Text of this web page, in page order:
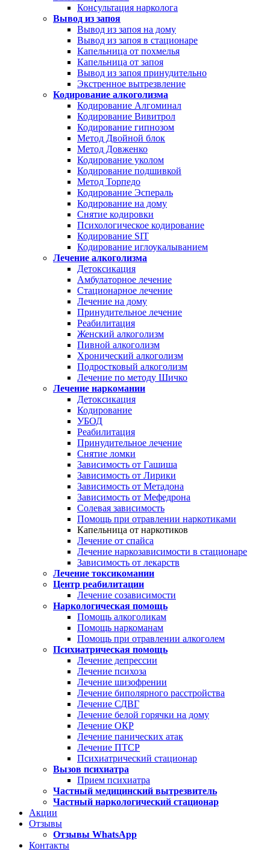
Консультация нарколога
Вывод из запоя
Вывод из запоя на дому
Вывод из запоя в стационаре
Капельница от похмелья
Капельница от запоя
Вывод из запоя принудительно
Экстренное вытрезвление
Кодирование алкоголизма
Кодирование Алгоминал
Кодирование Вивитрол
Кодирование гипнозом
Метод Двойной блок
Метод Довженко
Кодирование уколом
Кодирование подшивкой
Метод Торпедо
Кодирование Эспераль
Кодирование на дому
Снятие кодировки
Психологическое кодирование
Кодирование SIT
Кодирование иглоукалыванием
Лечение алкоголизма
Детоксикация
Амбулаторное лечение
Стационарное лечение
Лечение на дому
Принудительное лечение
Реабилитация
Женский алкоголизм
Пивной алкоголизм
Хронический алкоголизм
Подростковый алкоголизм
Лечение по методу Шичко
Лечение наркомании
Детоксикация
Кодирование
УБОД
Реабилитация
Принудительное лечение
Снятие ломки
Зависимость от Гашиша
Зависимость от Лирики
Зависимость от Метадона
Зависимость от Мефедрона
Солевая зависимость
Помощь при отравлении наркотиками
Капельница от наркотиков
Лечение от спайса
Лечение наркозависимости в стационаре
Зависимость от лекарств
Лечение токсикомании
Центр реабилитации
Лечение созависимости
Наркологическая помощь
Помощь алкоголикам
Помощь наркоманам
Помощь при отравлении алкоголем
Психиатрическая помощь
Лечение депрессии
Лечение психоза
Лечение шизофрении
Лечение биполярного расстройства
Лечение СДВГ
Лечение белой горячки на дому
Лечение ОКР
Лечение панических атак
Лечение ПТСР
Психиатрический стационар
Вызов психиатра
Прием психиатра
Частный медицинский вытрезвитель
Частный наркологический стационар
Акции
Отзывы
Отзывы WhatsApp
Контакты